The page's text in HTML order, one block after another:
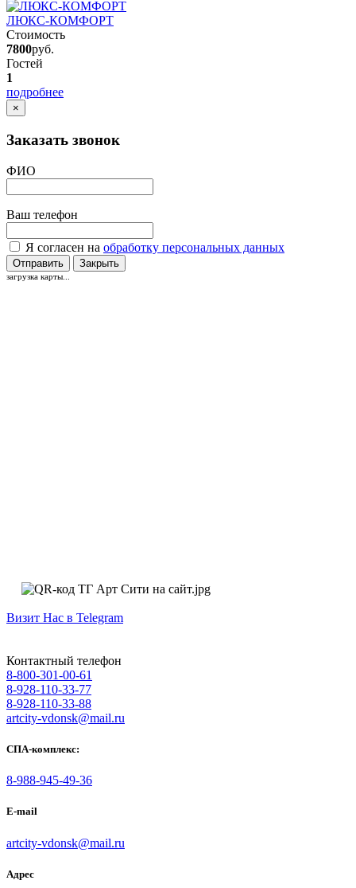
ЛЮКС-КОМФОРТ
Стоимость
7800руб.
Гостей
1
подробнее
×
Заказать звонок
ФИО
Ваш телефон
Я согласен на обработку персональных данных
Отправить Закрыть
загрузка карты...
Визит Нас в Telegram
Контактный телефон
8-800-301-00-61
8-928-110-33-77
8-928-110-33-88
artcity-vdonsk@mail.ru
СПА-комплекс:
8-988-945-49-36
E-mail
artcity-vdonsk@mail.ru
Адрес